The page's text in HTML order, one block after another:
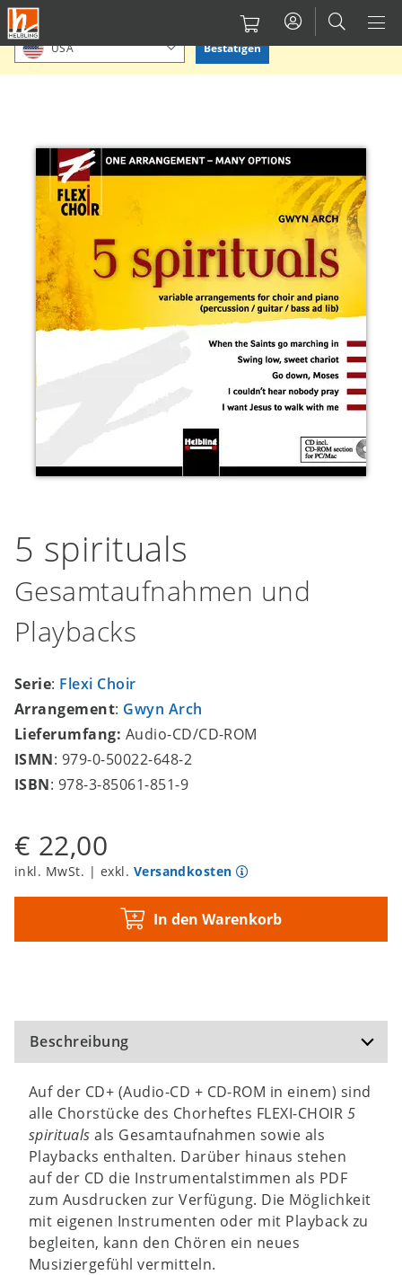
Direkt
zum
Inhalt
Bitte Standort bestätigen oder einen anderen auswählen.
USA Bestätigen
5 spirituals
Gesamtaufnahmen und
Playbacks
Serie: Flexi Choir
Arrangement: Gwyn Arch
Lieferumfang: Audio-CD/CD-ROM
ISMN: 979-0-50022-648-2
ISBN: 978-3-85061-851-9
€ 22,00
inkl. MwSt. | exkl. Versandkosten
In den Warenkorb
Beschreibung
Auf der CD+ (Audio-CD + CD-ROM in einem) sind
alle Chorstücke des Chorheftes FLEXI-CHOIR 5
spirituals als Gesamtaufnahmen sowie als
Playbacks enthalten. Darüber hinaus stehen
auf der CD die Instrumentalstimmen als PDF
zum Ausdrucken zur Verfügung. Die Möglichkeit
mit eigenen Instrumenten oder mit Playback zu
begleiten, kann den Chören ein neues
Musiziergefühl vermitteln.